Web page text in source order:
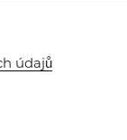
údajů